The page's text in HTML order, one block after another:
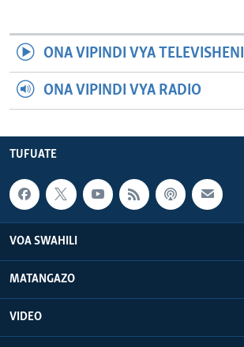
ONA VIPINDI VYA TELEVISHENI
ONA VIPINDI VYA RADIO
TUFUATE
VOA SWAHILI
MATANGAZO
VIDEO